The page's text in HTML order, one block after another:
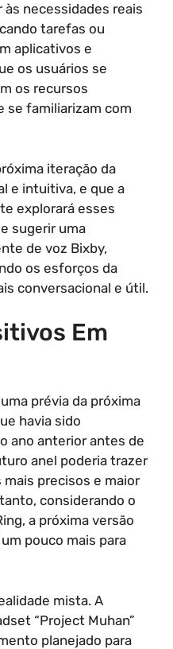
necessidades reais
tarefas ou
aplicativos e
os usuários se
os recursos
se familiarizam com
iteração da
e intuitiva, e que a
explorará esses
sugerir uma
de voz Bixby,
os esforços da
conversacional e útil.
Em
prévia da próxima
havia sido
ano anterior antes de
anel poderia trazer
precisos e maior
considerando o
a próxima versão
pouco mais para
mista. A
“Project Muhan”
planejado para